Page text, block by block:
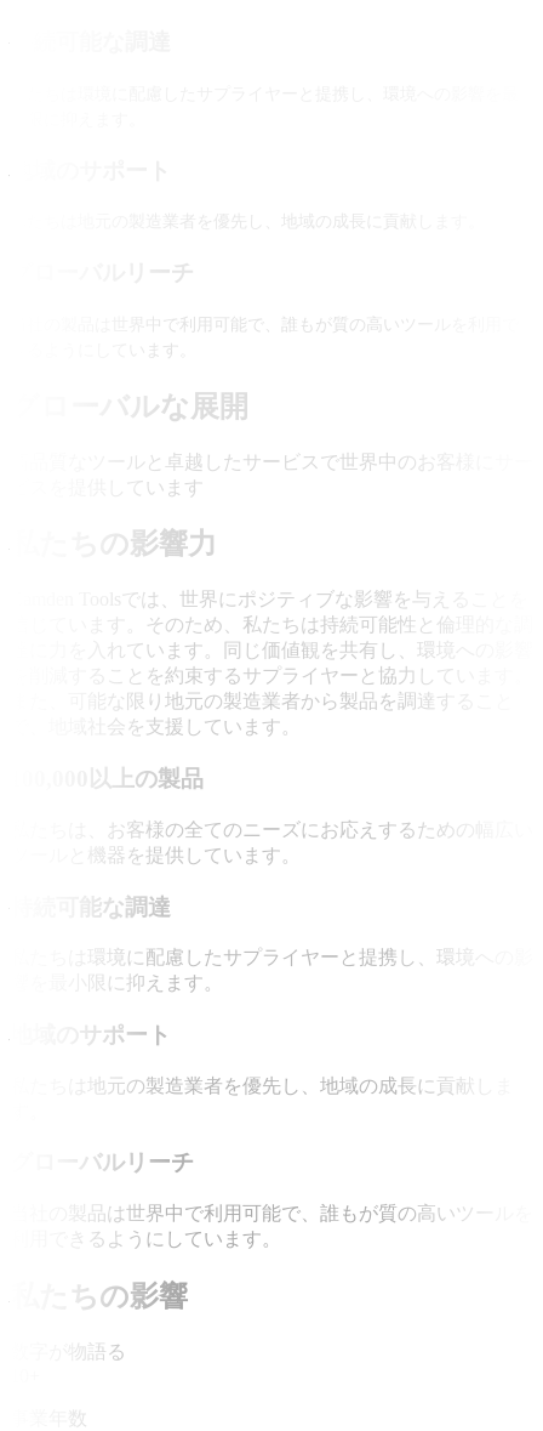
私たちは地元の製造業者を優先し、地域の成長に貢献します。
グローバルリーチ
当社の製品は世界中で利用可能で、誰もが質の高いツールを利用で
きるようにしています。
グローバルな展開
高品質なツールと卓越したサービスで世界中のお客様にサー
ビスを提供しています
私たちの影響力
Camden Toolsでは、世界にポジティブな影響を与えることを
信じています。そのため、私たちは持続可能性と倫理的な調
達に力を入れています。同じ価値観を共有し、環境への影響
を削減することを約束するサプライヤーと協力しています。
また、可能な限り地元の製造業者から製品を調達すること
で、地域社会を支援しています。
100,000以上の製品
私たちは、お客様の全てのニーズにお応えするための幅広い
ツールと機器を提供しています。
持続可能な調達
私たちは環境に配慮したサプライヤーと提携し、環境への影
響を最小限に抑えます。
地域のサポート
私たちは地元の製造業者を優先し、地域の成長に貢献しま
グローバルリーチ
当社の製品は世界中で利用可能で、誰もが質の高いツールを
利用できるようにしています。
私たちの影響
数字が物語る
事業年数